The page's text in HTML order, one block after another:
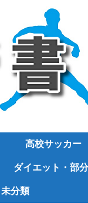
高校サッカー
ダイエット・部
未分類